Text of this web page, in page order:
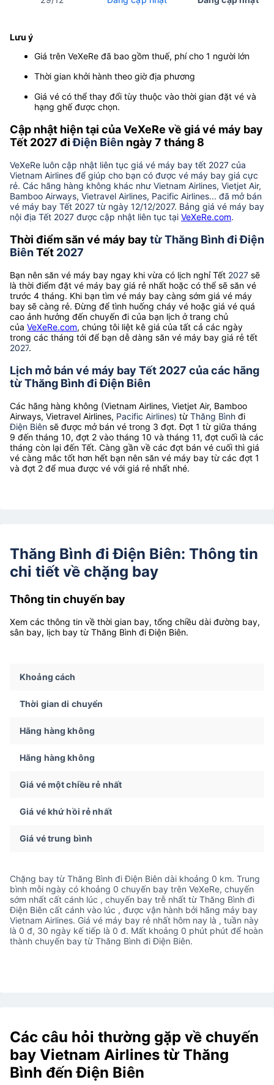
Lưu ý
Giá trên VeXeRe đã bao gồm thuế, phí cho 1 người lớn
Thời gian khởi hành theo giờ địa phương
Giá vé có thể thay đổi tùy thuộc vào thời gian đặt vé và
hạng ghế được chọn.
Cập nhật hiện tại của VeXeRe về giá vé máy bay
Tết 2027 điĐiện Biên ngày 7 tháng 8
VeXeRe luôn cập nhật liên tục giá vé máy bay tết 2027 của
Vietnam Airlines để giúp cho bạn có được vé máy bay giá cực
rẻ. Các hãng hàng không khác như Vietnam Airlines, Vietjet Air,
Bamboo Airways, Vietravel Airlines, Pacific Airlines... đã mở bán
vé máy bay Tết 2027 từ ngày 12/12/2027. Bảng giá vé máy bay
nội địa Tết 2027 được cập nhật liên tục tại VeXeRe.com.
Thời điểm săn vé máy bay từ Thăng Bình đi Điện
BiênTết 2027
Bạn nên săn vé máy bay ngay khi vừa có lịch nghỉ Tết 2027 sẽ
là thời điểm đặt vé máy bay giá rẻ nhất hoặc có thể sẽ săn vé
trước 4 tháng. Khi bạn tìm vé máy bay càng sớm giá vé máy
bay sẽ càng rẻ. Đừng để tình huống cháy vé hoặc giá vé quá
cao ảnh hưởng đến chuyến đi của bạn lịch ở trang chủ
của VeXeRe.com, chúng tôi liệt kê giá của tất cả các ngày
trong các tháng tới để bạn dễ dàng săn vé máy bay giá rẻ tết
2027.
Lịch mở bán vé máy bay Tết 2027 của các hãng
từ Thăng Bình đi Điện Biên
Các hãng hàng không (Vietnam Airlines, Vietjet Air, Bamboo
Airways, Vietravel Airlines, Pacific Airlines) từ Thăng Bình đi
Điện Biên sẽ được mở bán vé trong 3 đợt. Đợt 1 từ giữa tháng
9 đến tháng 10, đợt 2 vào tháng 10 và tháng 11, đợt cuối là các
tháng còn lại đến Tết. Càng gần về các đợt bán vé cuối thì giá
vé càng mắc tốt hơn hết bạn nên săn vé máy bay từ các đợt 1
và đợt 2 để mua được vé với giá rẻ nhất nhé.
Thăng Bình đi Điện Biên: Thông tin
chi tiết về chặng bay
Thông tin chuyến bay
Xem các thông tin về thời gian bay, tổng chiều dài đường bay,
sân bay, lịch bay từ Thăng Bình đi Điện Biên.
Khoảng cách
Thời gian di chuyển
Hãng hàng không
Hãng hàng không
Giá vé một chiều rẻ nhất
Giá vé khứ hồi rẻ nhất
Giá vé trung bình
Chặng bay từ Thăng Bình đi Điện Biên dài khoảng 0 km. Trung
bình mỗi ngày có khoảng 0 chuyến bay trên VeXeRe, chuyến
sớm nhất cất cánh lúc , chuyến bay trễ nhất từ Thăng Bình đi
Điện Biên cất cánh vào lúc , được vận hành bởi hãng máy bay
Vietnam Airlines. Giá vé máy bay rẻ nhất hôm nay là , tuần này
là 0 đ, 30 ngày kế tiếp là 0 đ. Mất khoảng 0 phút phút để hoàn
thành chuyến bay từ Thăng Bình đi Điện Biên.
Các câu hỏi thường gặp về chuyến
bay Vietnam Airlines từ Thăng
Bình đến Điện Biên